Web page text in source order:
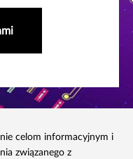
celom informacyjnym i
związanego z